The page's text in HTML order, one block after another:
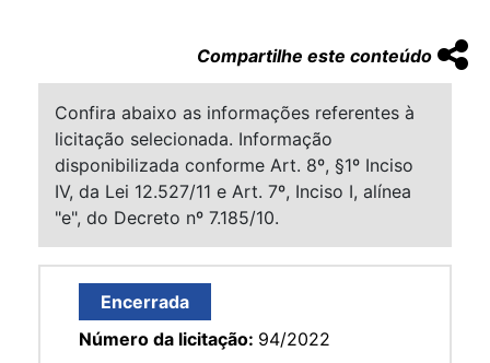
Compartilhe este conteúdo
Confira abaixo as informações referentes à
licitação selecionada. Informação
disponibilizada conforme Art. 8º, §1º Inciso
IV, da Lei 12.527/11 e Art. 7º, Inciso I, alínea
"e", do Decreto nº 7.185/10.
Encerrada
Número da licitação: 94/2022